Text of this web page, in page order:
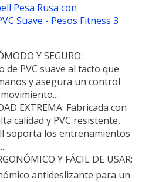
Pesa Rusa con
Suave - Pesos Fitness 3
Y SEGURO:
de PVC suave al tacto que
y asegura un control
EXTREMA: Fabricada con
calidad y PVC resistente,
soporta los entrenamientos
Y FÁCIL DE USAR:
antideslizante para un